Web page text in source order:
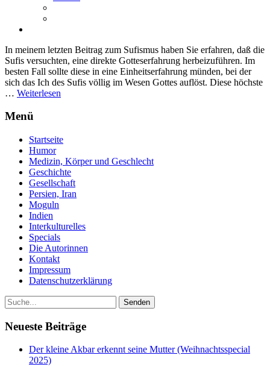
In meinem letzten Beitrag zum Sufismus haben Sie erfahren, daß die
Sufis versuchten, eine direkte Gotteserfahrung herbeizuführen. Im
besten Fall sollte diese in eine Einheitserfahrung münden, bei der
sich das Ich des Sufis völlig im Wesen Gottes auflöst. Diese höchste
… Weiterlesen
Menü
Startseite
Humor
Medizin, Körper und Geschlecht
Geschichte
Gesellschaft
Persien, Iran
Moguln
Indien
Interkulturelles
Specials
Die Autorinnen
Kontakt
Impressum
Datenschutzerklärung
Neueste Beiträge
Der kleine Akbar erkennt seine Mutter (Weihnachtsspecial
2025)